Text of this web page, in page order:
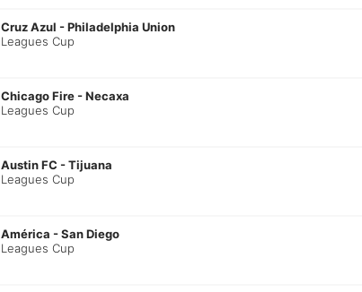
Cruz Azul -Philadelphia Union
Leagues Cup
Chicago Fire -Necaxa
Leagues Cup
Austin FC -Tijuana
Leagues Cup
América -San Diego
Leagues Cup